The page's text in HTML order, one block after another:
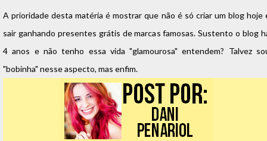
A prioridade desta matéria é mostrar que não é só criar um blog hoje
sair ganhando presentes grátis de marcas famosas. Sustento o blog
4 anos e não tenho essa vida "glamourosa" entendem? Talvez
"bobinha" nesse aspecto, mas enfim.